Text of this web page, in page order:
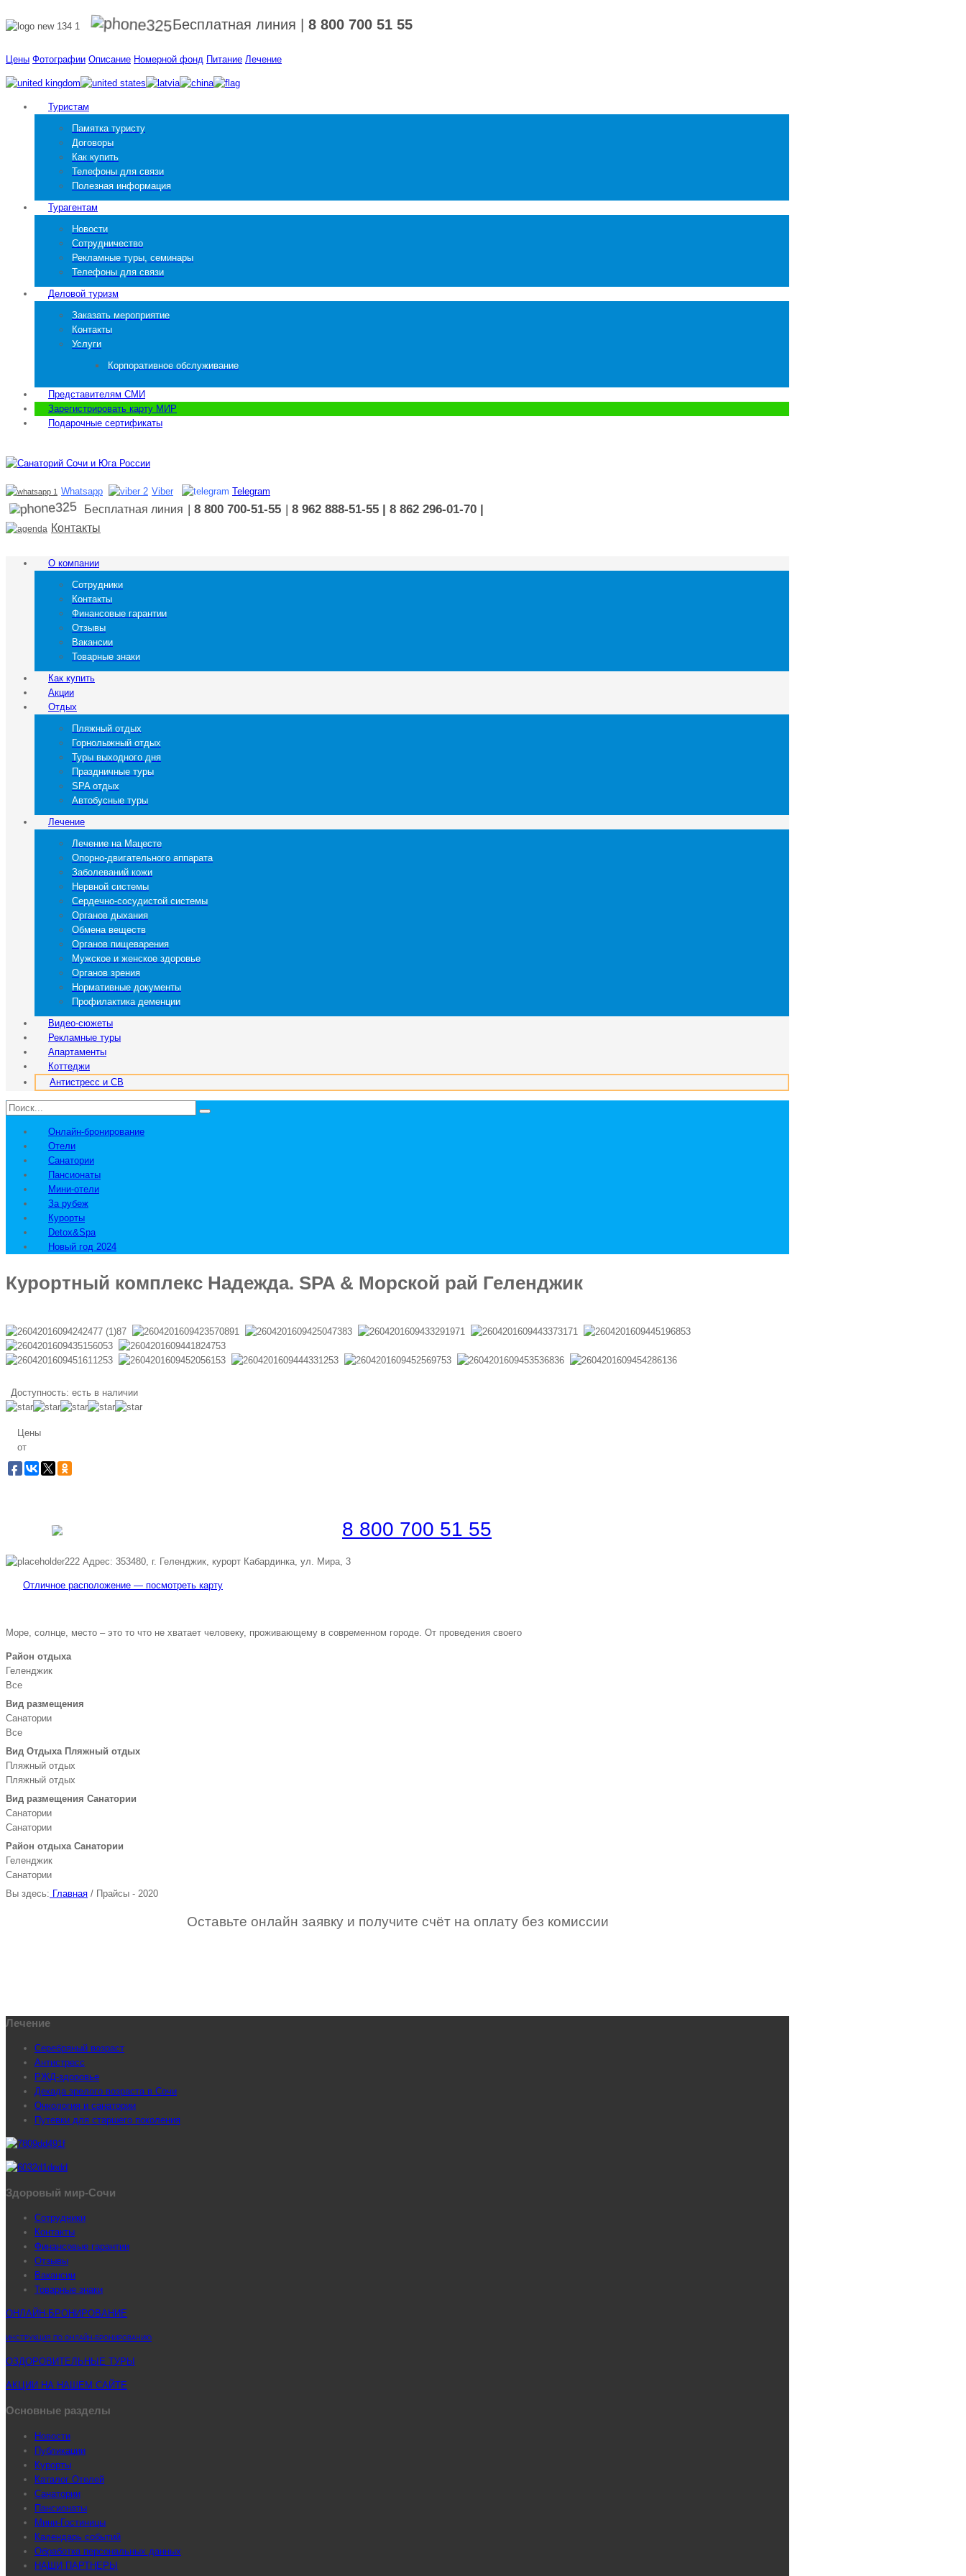
Бесплатная линия 8 800 700 51 55
Цены Фотографии Описание Номерной фонд Питание Лечение
Туристам
Памятка туристу
Договоры
Как купить
Телефоны для связи
Полезная информация
Турагентам
Новости
Сотрудничество
Рекламные туры, семинары
Телефоны для связи
Деловой туризм
Заказать мероприятие
Контакты
Услуги
Корпоративное обслуживание
Представителям СМИ
Зарегистрировать карту МИР
Подарочные сертификаты
Whatsapp Viber Telegram
Бесплатная линия | 8 800 700-51-55 | 8 962 888-51-55 | 8 862 296-01-70 |
Контакты
О компании
Сотрудники
Контакты
Финансовые гарантии
Отзывы
Вакансии
Товарные знаки
Как купить
Акции
Отдых
Пляжный отдых
Горнолыжный отдых
Туры выходного дня
Праздничные туры
SPA отдых
Автобусные туры
Лечение
Лечение на Мацесте
Опорно-двигательного аппарата
Заболеваний кожи
Нервной системы
Сердечно-сосудистой системы
Органов дыхания
Обмена веществ
Органов пищеварения
Мужское и женское здоровье
Органов зрения
Нормативные документы
Профилактика деменции
Видео-сюжеты
Рекламные туры
Апартаменты
Коттеджи
Антистресс и СВ
Онлайн-бронирование
Отели
Санатории
Пансионаты
Мини-отели
За рубеж
Курорты
Detox&Spa
Новый год 2024
Курортный комплекс Надежда. SPA & Морской рай Геленджик
Доступность: есть в наличии
Цены
от
8 800 700 51 55
Адрес: 353480, г. Геленджик, курорт Кабардинка, ул. Мира, 3
Отличное расположение — посмотреть карту
Море, солнце, место – это то что не хватает человеку, проживающему в современном городе. От проведения своего
Район отдыха
Геленджик
Все
Вид размещения
Санатории
Все
Вид Отдыха Пляжный отдых
Пляжный отдых
Пляжный отдых
Вид размещения Санатории
Санатории
Санатории
Район отдыха Санатории
Геленджик
Санатории
Вы здесь: Главная / Прайсы - 2020
Оставьте онлайн заявку и получите счёт на оплату без комиссии
Лечение
Серебряный возраст
Антистресс
РЖД-здоровье
Декада зрелого возраста в Сочи
Онкология и санатории
Путевки для старшего поколения
Здоровый мир-Сочи
Сотрудники
Контакты
Финансовые гарантии
Отзывы
Вакансии
Товарные знаки
ОНЛАЙН-БРОНИРОВАНИЕ
ИНСТРУКЦИЯ ПО ОНЛАЙН-БРОНИРОВАНИЮ
ОЗДОРОВИТЕЛЬНЫЕ ТУРЫ
АКЦИИ НА НАШЕМ САЙТЕ
Основные разделы
Новости
Публикации
Курорты
Каталог Отелей
Санатории
Пансионаты
Мини-Гостиницы
Календарь событий
Обработка персональных данных
НАШИ ПАРТНЕРЫ